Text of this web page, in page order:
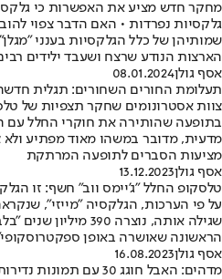
מחקר חדש מציע את האפשרות כי
גלקסיות נפרדות • האם הדבר צפוי
שמותיהן של כלל הגלקסיות בענני
הארצות הנודע שרצח ושעבד ילידים
אסף גולן08.01.2024
תעלומת החורים השחורים: תגלית
צוות אסטרונומים שחקר תצפיות של
בתופעה שהותירה את חוקרי החלל עם
מדעית, מדובר במשהו מאוד מפתיע ולא
מציעות הסברים לתופעה המרתקת
אסף גולן13.12.2023
טלסקופ החלל "ג'יימס ווב" חשף: זו
על פי הערכות, הגלקסיה "מייזי",
שגילה אותה, נוצרה
הראשונה שאושרה באופן
אסף גולן16.08.2023
מדהים: האבל חוגג 30 עם תמונות נדירות